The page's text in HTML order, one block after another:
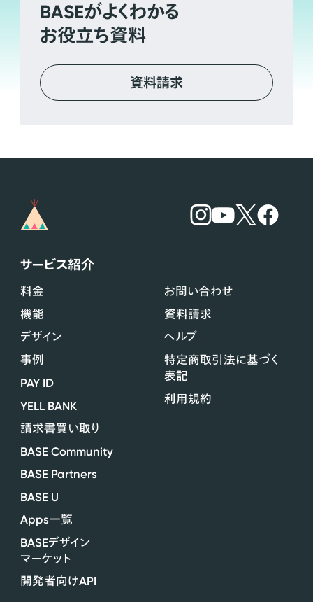
BASEがよくわかる
お役立ち資料
資料請求
サービス紹介
料金
機能
デザイン
事例
PAY ID
YELL BANK
請求書買い取り
BASE Community
BASE Partners
BASE U
Apps一覧
BASEデザイン
マーケット
開発者向けAPI
お問い合わせ
資料請求
ヘルプ
特定商取引法に基づく
表記
利用規約